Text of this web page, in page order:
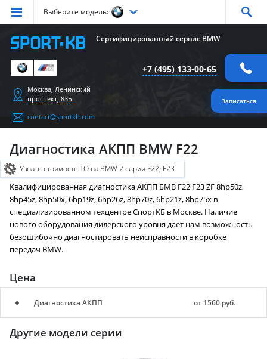
Выберите модель:
Серия Серия Серия
СерияX3
Серия X4 X6 СерияZ4 СерияM
Сертифицированный сервис BMW
+7 (495) 133-00-65
Записаться
Москва, Ленинский
проспект, 83Б
contact@sportkb.com
Диагностика АКПП BMW F22
Узнать стоимость ТО на BMW 2 серии F22, F23
Квалифицированная диагностика АКПП БМВ F22 F23 ZF 8hp50z,
8hp45z, 8hp50x, 6hp19z, 6hp26z, 8hp70z, 6hp21z, 8hp75x в
специализированном техцентре СпортКБ в Москве. Наличие
нового оборудования дилерского уровня дает нам возможность
безошибочно диагностировать неисправности в коробке
передач BMW.
Цена
Диагностика АКПП от 1560 руб.
Другие модели серии